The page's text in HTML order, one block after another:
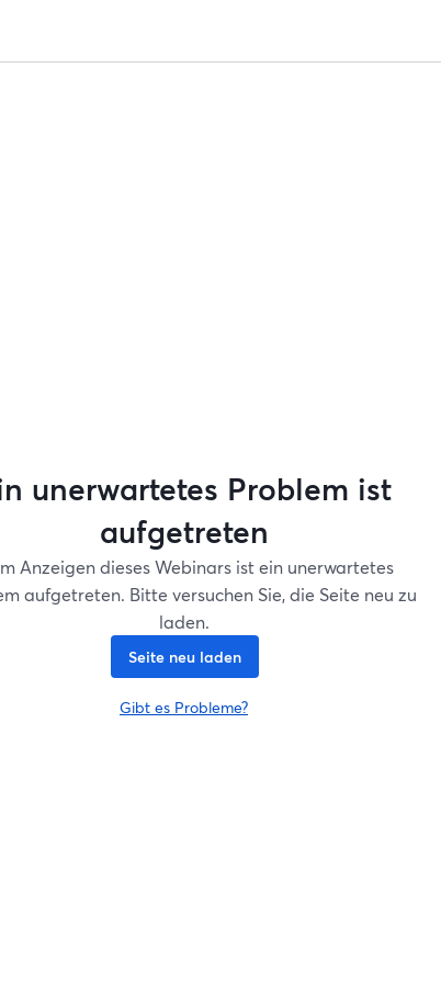
unerwartetes Problem ist
aufgetreten
Anzeigen dieses Webinars ist ein unerwartetes
aufgetreten. Bitte versuchen Sie, die Seite neu zu
laden.
Seite neu laden
Gibt es Probleme?